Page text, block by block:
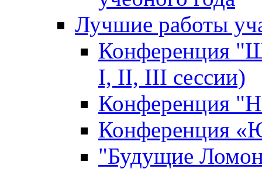
Лучшие работы
Конференция
I, II, III сессии)
Конференция
Конференция
"Будущие